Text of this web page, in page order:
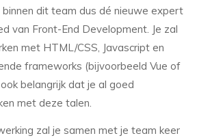
binnen dit team dus dé nieuwe expert
van Front-End Development. Je zal
met HTML/CSS, Javascript en
frameworks (bijvoorbeeld Vue of
belangrijk dat je al goed
met deze talen.
zal je samen met je team keer